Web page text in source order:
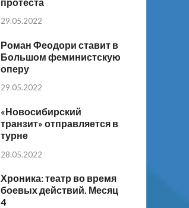
29.05.2022
Роман Феодори ставит в
Большом феминистскую
оперу
29.05.2022
«Новосибирский
транзит» отправляется в
турне
28.05.2022
Хроника: театр во время
боевых действий. Месяц
4